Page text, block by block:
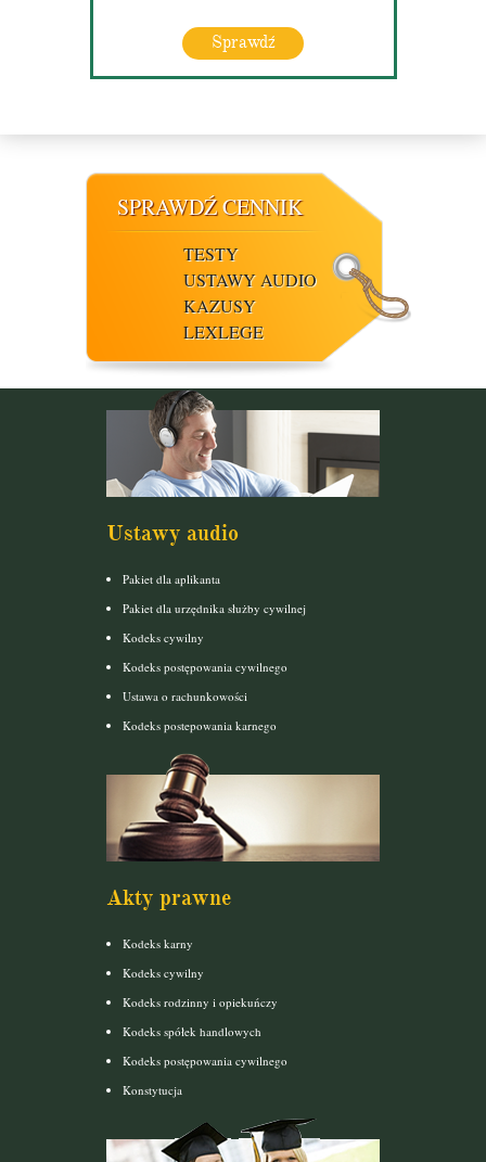
Sprawdź
SPRAWDŹ CENNIK
TESTY
USTAWY AUDIO
KAZUSY
LEXLEGE
Ustawy audio
Pakiet dla aplikanta
Pakiet dla urzędnika służby cywilnej
Kodeks cywilny
Kodeks postępowania cywilnego
Ustawa o rachunkowości
Kodeks postepowania karnego
Akty prawne
Kodeks karny
Kodeks cywilny
Kodeks rodzinny i opiekuńczy
Kodeks spółek handlowych
Kodeks postępowania cywilnego
Konstytucja